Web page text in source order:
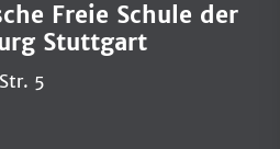
Freie Schule der
Stuttgart
5